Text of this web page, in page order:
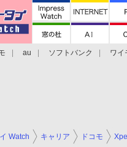
au ソフトバンク ワイ
Watch キャリア ドコモ